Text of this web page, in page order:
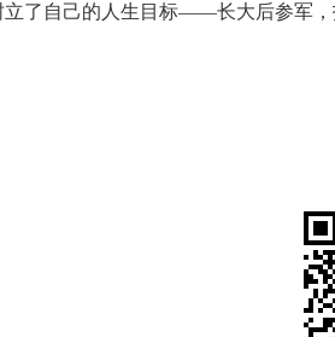
了自己的人生目标——长大后参军，